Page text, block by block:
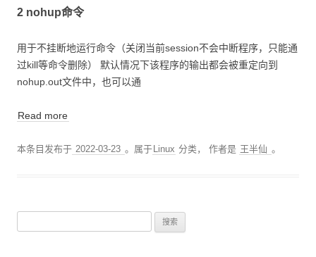
2 nohup命令
用于不挂断地运行命令（关闭当前session不会中断程序，只能通
过kill等命令删除） 默认情况下该程序的输出都会被重定向到
nohup.out文件中，也可以通
Read more
本条目发布于 2022-03-23 。属于 Linux 分类，作者是 王半仙 。